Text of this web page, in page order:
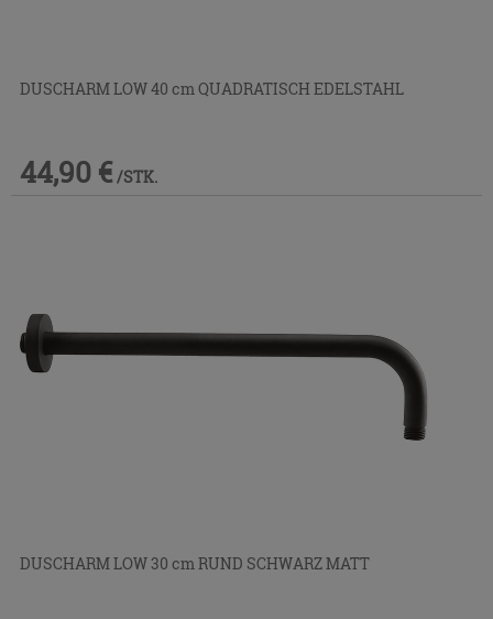
DUSCHARM LOW 40 cm QUADRATISCH EDELSTAHL
44,90 € /STK.
DUSCHARM LOW 30 cm RUND SCHWARZ MATT